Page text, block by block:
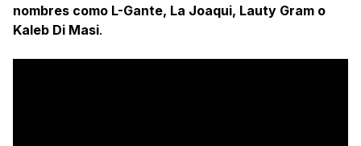
nombres como L-Gante, La Joaqui, Lauty Gram o
Kaleb Di Masi.